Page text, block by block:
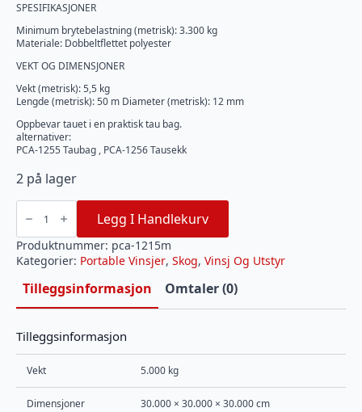
SPESIFIKASJONER
Minimum brytebelastning (metrisk): 3.300 kg
Materiale: Dobbeltflettet polyester
VEKT OG DIMENSJONER
Vekt (metrisk): 5,5 kg
Lengde (metrisk): 50 m Diameter (metrisk): 12 mm
Oppbevar tauet i en praktisk tau bag.
alternativer:
PCA-1255 Taubag , PCA-1256 Tausekk
2 på lager
PCA-
1215M
Dobbeltflettet
polyestertau
12mm
x
50m
Legg I Handlekurv
Produktnummer: pca-1215m
Kategorier: Portable Vinsjer, Skog, Vinsj Og Utstyr
Tilleggsinformasjon Omtaler (0)
Tilleggsinformasjon
Vekt 5.000 kg
Dimensjoner 30.000 × 30.000 × 30.000 cm